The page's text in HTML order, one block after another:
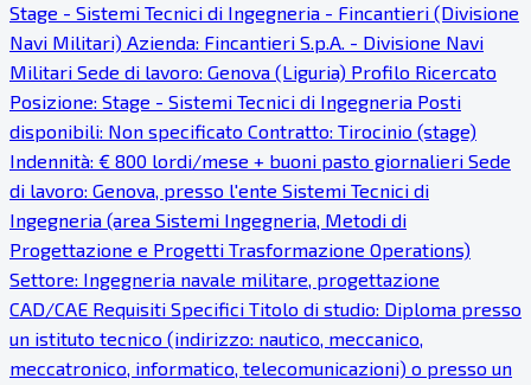
Stage - Sistemi Tecnici di Ingegneria - Fincantieri (Divisione
Navi Militari) Azienda: Fincantieri S.p.A. - Divisione Navi
Militari Sede di lavoro: Genova (Liguria) Profilo Ricercato
Posizione: Stage - Sistemi Tecnici di Ingegneria Posti
disponibili: Non specificato Contratto: Tirocinio (stage)
Indennità: € 800 lordi/mese + buoni pasto giornalieri Sede
di lavoro: Genova, presso l'ente Sistemi Tecnici di
Ingegneria (area Sistemi Ingegneria, Metodi di
Progettazione e Progetti Trasformazione Operations)
Settore: Ingegneria navale militare, progettazione
CAD/CAE Requisiti Specifici Titolo di studio: Diploma presso
un istituto tecnico (indirizzo: nautico, meccanico,
meccatronico, informatico, telecomunicazioni) o presso un